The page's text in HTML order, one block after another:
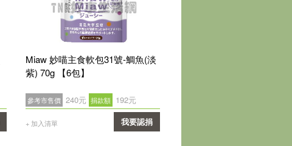
Miaw 妙喵主食軟包31號-鯛魚(淡
紫) 70g 【6包】
參考市售價 240元 捐款額 192元
+ 加入清單 我要認捐